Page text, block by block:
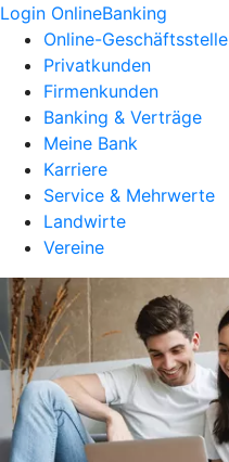
Login OnlineBanking
Online-Geschäftsstelle
Privatkunden
Firmenkunden
Banking & Verträge
Meine Bank
Karriere
Service & Mehrwerte
Landwirte
Vereine